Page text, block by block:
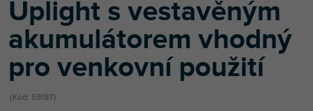
Uplight s vestavěným
akumulátorem vhodný
pro venkovní použití
Kód: 59187